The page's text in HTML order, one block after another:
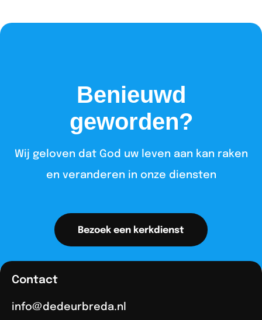
Benieuwd
geworden?
Wij geloven dat God uw leven aan kan raken
en veranderen in onze diensten​
Bezoek een kerkdienst
Contact
info@dedeurbreda.nl